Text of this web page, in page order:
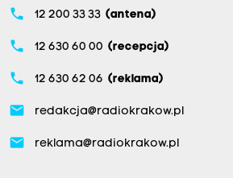
phone 12 200 33 33 (antena)
phone 12 630 60 00 (recepcja)
phone 12 630 62 06 (reklama)
email redakcja@radiokrakow.pl
email reklama@radiokrakow.pl